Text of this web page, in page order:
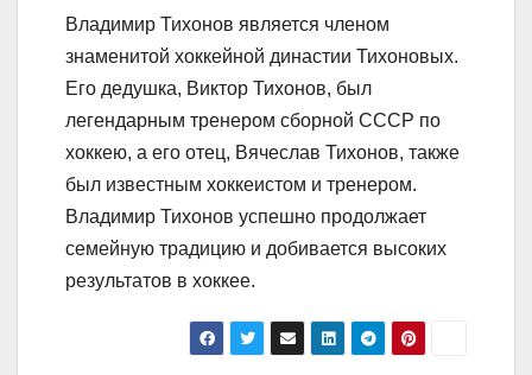
Владимир Тихонов является членом
знаменитой хоккейной династии Тихоновых.
Его дедушка, Виктор Тихонов, был
легендарным тренером сборной СССР по
хоккею, а его отец, Вячеслав Тихонов, также
был известным хоккеистом и тренером.
Владимир Тихонов успешно продолжает
семейную традицию и добивается высоких
результатов в хоккее.